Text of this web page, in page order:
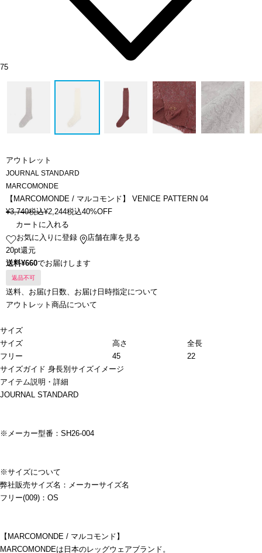
75
アウトレット
JOURNAL STANDARD
MARCOMONDE
【MARCOMONDE / マルコモンド】 VENICE PATTERN 04
¥3,740税込¥2,244税込40%OFF
カートに入れる
お気に入りに登録
店舗在庫を見る
20pt還元
送料¥660でお届けします
返品不可
送料、お届け日数、お届け日時指定について
アウトレット商品について
サイズ
サイズ
高さ
全長
フリー
45
22
サイズガイド 身長別サイズイメージ
アイテム説明・詳細
JOURNAL STANDARD
※メーカー型番：SH26-004
※サイズについて
弊社販売サイズ名：メーカーサイズ名
フリー(009)：OS
【MARCOMONDE / マルコモンド】
MARCOMONDEは日本のレッグウェアブランド。